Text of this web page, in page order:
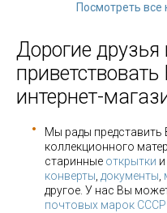
Посмотреть все
Дорогие
интернет-
Мы рады
коллекционного
старинные открытки и
конверты документы
другое. У нас Вы
почтовых марок